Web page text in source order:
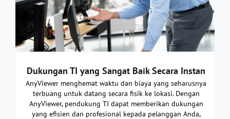
Dukungan TI yang Sangat Baik Secara Instan
AnyViewer menghemat waktu dan biaya yang seharusnya
terbuang untuk datang secara fisik ke lokasi. Dengan
AnyViewer, pendukung TI dapat memberikan dukungan
yang efisien dan profesional kepada pelanggan Anda,